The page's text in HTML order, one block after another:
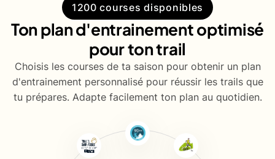
1200 courses disponibles
Ton plan d'entrainement optimisé
pour ton trail
Choisis les courses de ta saison pour obtenir un plan
d'entrainement personnalisé pour réussir les trails que
tu prépares. Adapte facilement ton plan au quotidien.